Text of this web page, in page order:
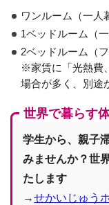
ワンルーム（一人
1ベッドルーム（
2ベッドルーム（
※家賃に「光熱費
場合が多く、別途
世界で暮らす
学生から、親子
みませんか？世
たします
→せかいじゅう